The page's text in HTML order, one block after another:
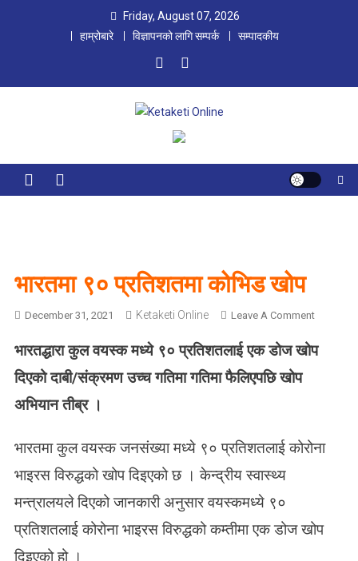
Friday, August 07, 2026
हाम्रोबारे
विज्ञापनको लागि सम्पर्क सम्पादकीय
Ketaketi Online
First Nepali Online Magazine For Children
भारतमा ९० प्रतिशतमा कोभिड खोप
December 31, 2021 Ketaketi Online Leave A CommentO
भा
०
मा
भारतद्धारा कुल वयस्क मध्ये ९० प्रतिशतलाई एक डोज खोप
दिएको दाबी/संक्रमण उच्च गतिमा गतिमा फैलिएपछि खोप
अभियान तीब्र ।
भारतमा कुल वयस्क जनसंख्या मध्ये ९० प्रतिशतलाई कोरोना
भाइरस विरुद्धको खोप दिइएको छ । केन्द्रीय स्वास्थ्य
मन्त्रालयले दिएको जानकारी अनुसार वयस्कमध्ये ९०
प्रतिशतलाई कोरोना भाइरस विरुद्धको कम्तीमा एक डोज खोप
दिइएको हो ।